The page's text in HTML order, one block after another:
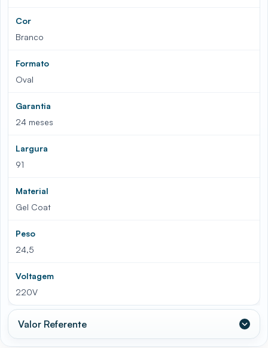
Cor
Branco
Formato
Oval
Garantia
24 meses
Largura
91
Material
Gel Coat
Peso
24,5
Voltagem
220V
Valor Referente